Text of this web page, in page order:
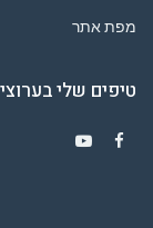
מפת אתר
טיפים שלי